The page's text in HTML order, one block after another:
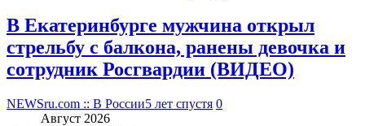
В Екатеринбурге мужчина открыл
стрельбу с балкона, ранены девочка и
сотрудник Росгвардии (ВИДЕО)
NEWSru.com :: В России5 лет спустя 0
Август 2026